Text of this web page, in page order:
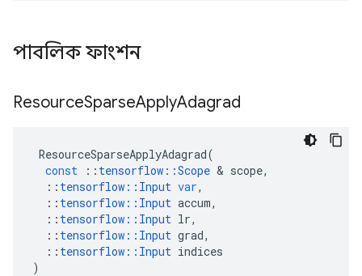
পাবলিক ফাংশন
ResourceSparseApplyAdagrad
ResourceSparseApplyAdagrad(
const
:: tensorflow ::Scope & scope,
:: tensorflow :: Input var,
:: tensorflow :: Input accum,
:: tensorflow :: Input lr,
:: tensorflow :: Input grad,
:: tensorflow :: Input indices
)